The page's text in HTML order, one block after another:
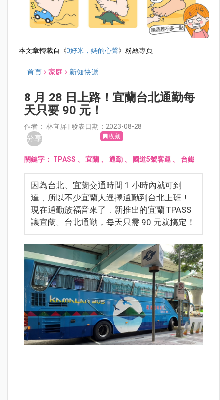
本文章轉載自《3好米，媽的心聲》粉絲專頁
首頁 家庭 新知快遞
8 月 28 日上路！宜蘭台北通勤每
天只要 90 元！
作者： 林宜屏 | 發表日期：2023-08-28
分享 收藏
關鍵字： TPASS 、宜蘭 、通勤 、 國道5號客運 、 台鐵
因為台北、宜蘭交通時間 1 小時內就可到
達，所以不少宜蘭人選擇通勤到台北上班！
現在通勤族福音來了，新推出的宜蘭 TPASS
讓宜蘭、台北通勤，每天只需 90 元就搞定！